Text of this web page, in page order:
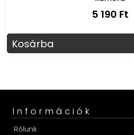
5 190 Ft
Kosárba
Információk
Rólunk